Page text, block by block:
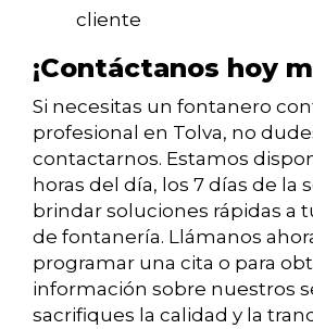
cliente
¡Contáctanos hoy
Si necesitas un fontanero
profesional en Tolva, no
contactarnos. Estamos
horas del día, los 7 días de la
brindar soluciones rápidas a
de fontanería. Llámanos
programar una cita o para
información sobre nuestros
sacrifiques la calidad y la